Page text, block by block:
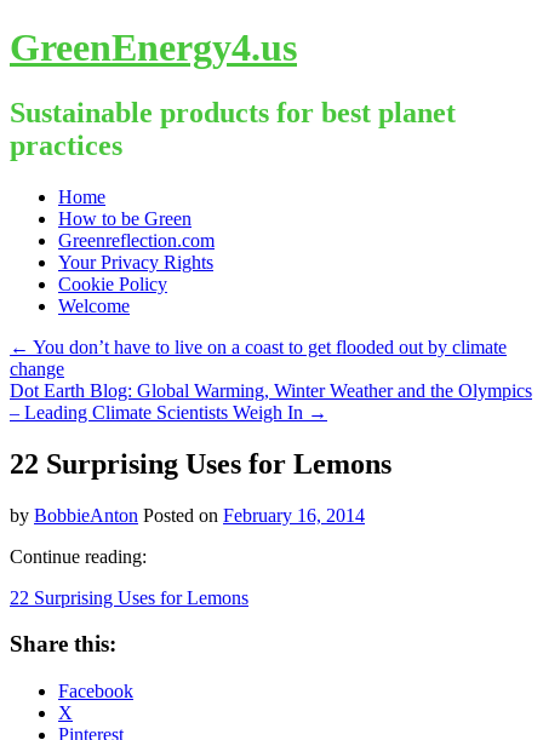
GreenEnergy4.us
Sustainable products for best planet
practices
Skip
content
Home
How to be Green
Greenreflection.com
Your Privacy Rights
Cookie Policy
Welcome
← You don’t have to live on a coast to get flooded out by climate
change
Dot Earth Blog: Global Warming, Winter Weather and the Olympics
– Leading Climate Scientists Weigh In →
22 Surprising Uses for Lemons
by BobbieAnton Posted on February 16, 2014
Continue reading:
22 Surprising Uses for Lemons
Share this:
Facebook
X
Pinterest